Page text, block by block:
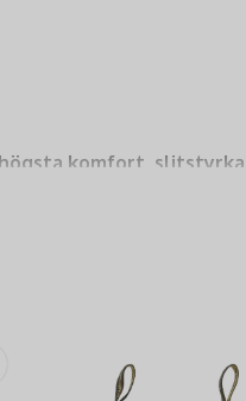
högsta komfort,
förhållanden.